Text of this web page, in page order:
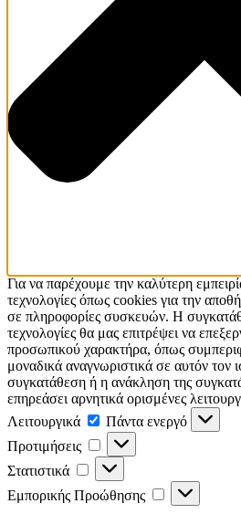
Για να παρέχουμε την καλύτερη
τεχνολογίες όπως cookies για την
σε πληροφορίες συσκευών. Η
τεχνολογίες θα μας επιτρέψει να
προσωπικού χαρακτήρα, όπως
μοναδικά αναγνωριστικά σε αυτόν τον
συγκατάθεση ή η ανάκληση της
επηρεάσει αρνητικά ορισμένες
Λειτουργικά
Λειτουργικά
Πάντα ενεργό
Προτιμήσεις
Προτιμήσεις
Στατιστικά Στατιστικά
Εμπορικής Προώθησης
Εμπορικής
Προώθησης